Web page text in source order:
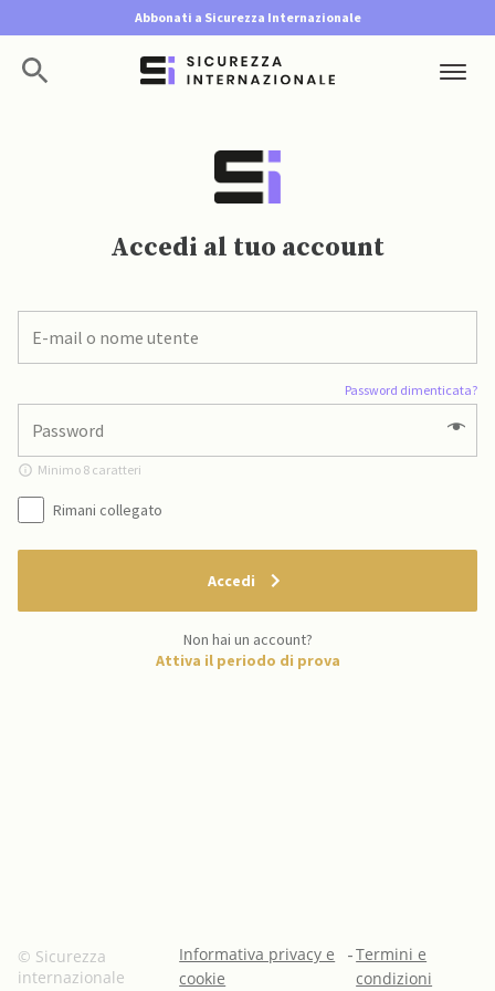
Abbonati a Sicurezza Internazionale
Accedi al tuo account
Password dimenticata?
Minimo 8 caratteri
Rimani collegato
Accedi
Non hai un account?
Attiva il periodo di prova
© Sicurezza
internazionale
Informativa privacy e
cookie
-Termini e
condizioni